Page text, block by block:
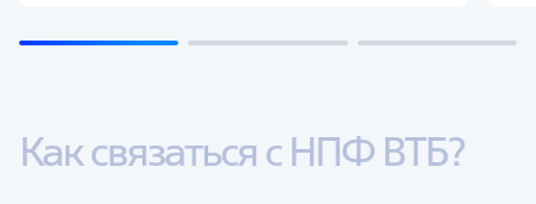
Как связаться с НПФ ВТБ?